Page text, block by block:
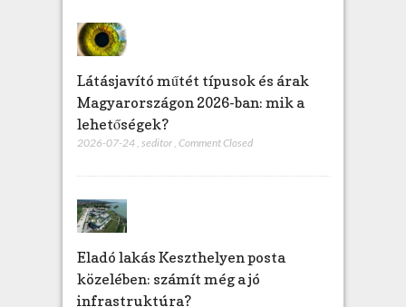
Látásjavító műtét típusok és árak
Magyarországon 2026-ban: mik a
lehetőségek?
2026-07-24, seditor, Comment Closed
Eladó lakás Keszthelyen posta
közelében: számít még a jó
infrastruktúra?